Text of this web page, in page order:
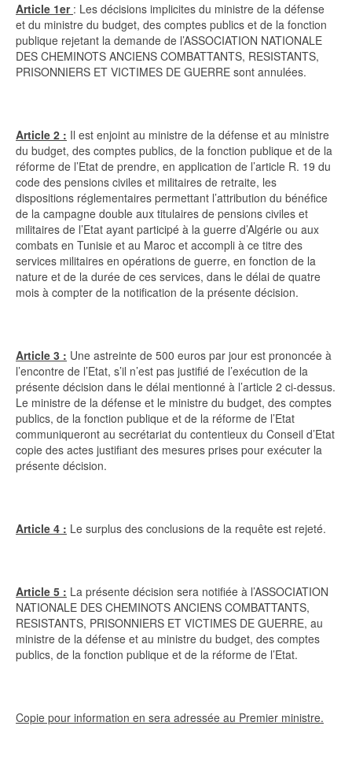
Article 1er : Les décisions implicites du ministre de la défense
et du ministre du budget, des comptes publics et de la fonction
publique rejetant la demande de l’ASSOCIATION NATIONALE
DES CHEMINOTS ANCIENS COMBATTANTS, RESISTANTS,
PRISONNIERS ET VICTIMES DE GUERRE sont annulées.
Article 2 : Il est enjoint au ministre de la défense et au ministre
du budget, des comptes publics, de la fonction publique et de la
réforme de l’Etat de prendre, en application de l’article R. 19 du
code des pensions civiles et militaires de retraite, les
dispositions réglementaires permettant l’attribution du bénéfice
de la campagne double aux titulaires de pensions civiles et
militaires de l’Etat ayant participé à la guerre d’Algérie ou aux
combats en Tunisie et au Maroc et accompli à ce titre des
services militaires en opérations de guerre, en fonction de la
nature et de la durée de ces services, dans le délai de quatre
mois à compter de la notification de la présente décision.
Article 3 : Une astreinte de 500 euros par jour est prononcée à
l’encontre de l’Etat, s’il n’est pas justifié de l’exécution de la
présente décision dans le délai mentionné à l’article 2 ci-dessus.
Le ministre de la défense et le ministre du budget, des comptes
publics, de la fonction publique et de la réforme de l’Etat
communiqueront au secrétariat du contentieux du Conseil d’Etat
copie des actes justifiant des mesures prises pour exécuter la
présente décision.
Article 4 : Le surplus des conclusions de la requête est rejeté.
Article 5 : La présente décision sera notifiée à l’ASSOCIATION
NATIONALE DES CHEMINOTS ANCIENS COMBATTANTS,
RESISTANTS, PRISONNIERS ET VICTIMES DE GUERRE, au
ministre de la défense et au ministre du budget, des comptes
publics, de la fonction publique et de la réforme de l’Etat.
Copie pour information en sera adressée au Premier ministre.